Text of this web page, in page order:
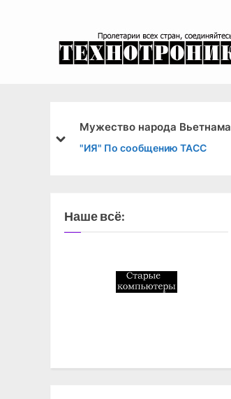
Мужество народа Вьетнама
"ИЯ" По сообщению ТАСС
prev
next
Наше всё: